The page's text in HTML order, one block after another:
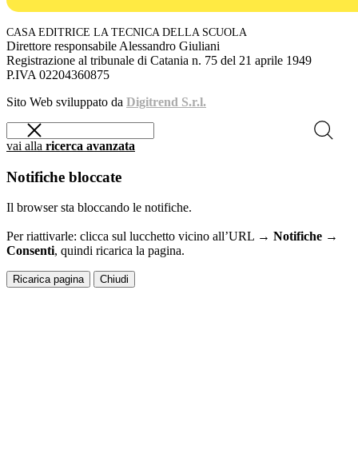
CASA EDITRICE LA TECNICA DELLA SCUOLA
Direttore responsabile Alessandro Giuliani
Registrazione al tribunale di Catania n. 75 del 21 aprile 1949
P.IVA 02204360875
Sito Web sviluppato da Digitrend S.r.l.
vai alla ricerca avanzata
Notifiche bloccate
Il browser sta bloccando le notifiche.
Per riattivarle: clicca sul lucchetto vicino all’URL → Notifiche →
Consenti, quindi ricarica la pagina.
Ricarica pagina Chiudi